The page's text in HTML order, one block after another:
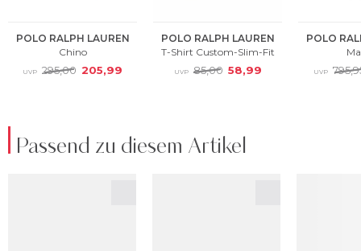
Passend zu diesem Artikel